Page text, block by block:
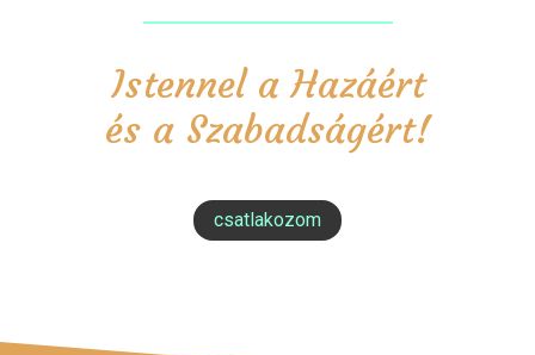
Istennel a Hazáért
és a Szabadságért!
csatlakozom